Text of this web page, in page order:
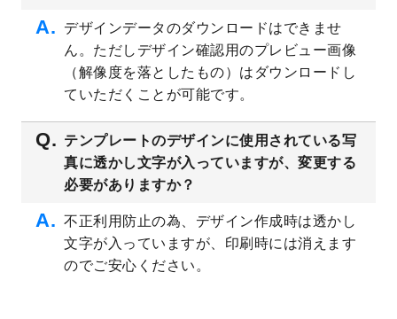
2023/4/18
セミナー・講演会のチラシデザインテンプ
レートを追加しました。
2023/4/18
スポーツジム・フィットネスクラブのチラ
シデザインテンプレート
2023/3/16
シール・ラベルのデザインテンプレートを
公開いたしました。
2023/3/13
封筒（長3、洋長3、角2）のデザインテンプ
レートを追加しました。
2023/3/13
クリアファイルのデザインテンプレート
追加しました。
2023/3/2
パワーポイント版テンプレートをダウンロ
デザインデータのダウンロードはできませ
ん。ただしデザイン確認用のプレビュー画像
（解像度を落としたもの）はダウンロードし
ていただくことが可能です。
テンプレートのデザインに使用されている写
真に透かし文字が入っていますが、変更する
必要がありますか？
不正利用防止の為、デザイン作成時は透かし
文字が入っていますが、印刷時には消えます
のでご安心ください。